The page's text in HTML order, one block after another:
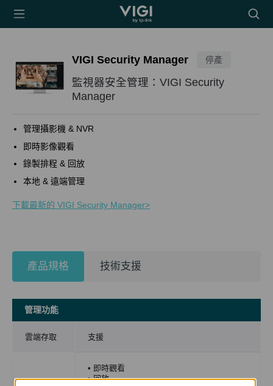
TP-Link, Reliably
搜
尋
VIGI Security Manager 停產
監視器安全管理：VIGI Security
Manager
管理攝影機 & NVR
即時影像觀看
錄製排程 & 回放
本地 & 遠端管理
下載最新的 VIGI Security Manager>​
產品規格 技術支援
管理功能
雲端存取 支援
• 即時觀看
• 回放